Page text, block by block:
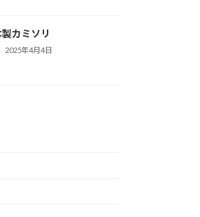
カミソリ
2025年4月4日